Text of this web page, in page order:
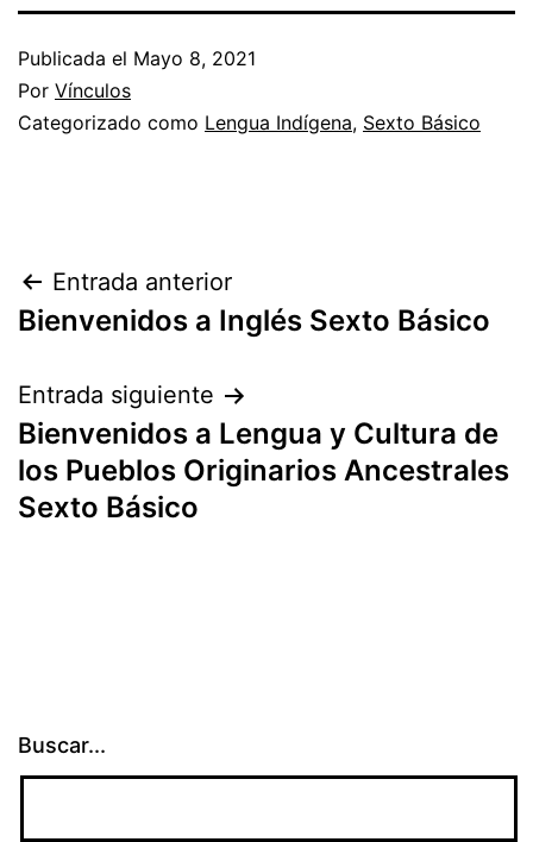
Publicada el Mayo 8, 2021
Por Vínculos
Categorizado como Lengua Indígena, Sexto Básico
Navegación
de
entradas
Entrada anterior
Bienvenidos a Inglés Sexto Básico
Entrada siguiente
Bienvenidos a Lengua y Cultura de
los Pueblos Originarios Ancestrales
Sexto Básico
Buscar...